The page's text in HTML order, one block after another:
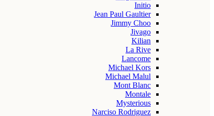
Initio
Jean Paul Gaultier
Jimmy Choo
Jivago
Kilian
La Rive
Lancome
Michael Kors
Michael Malul
Mont Blanc
Montale
Mysterious
Narciso Rodriguez